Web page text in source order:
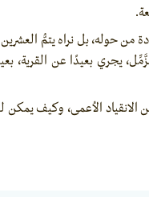
من حوله، بل نراه يتمُّ
يجري بعيدًا عن القرية،
الأعمى، وكيف يمكن